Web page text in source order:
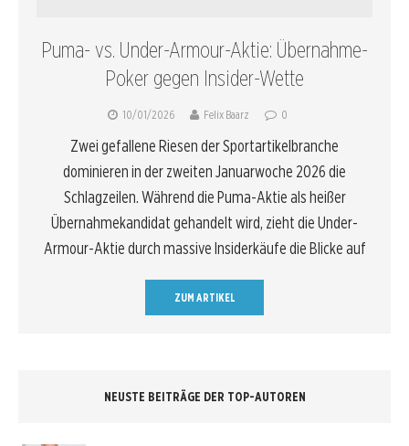
Puma- vs. Under-Armour-Aktie: Übernahme-
Poker gegen Insider-Wette
10/01/2026 Felix Baarz 0
Zwei gefallene Riesen der Sportartikelbranche
dominieren in der zweiten Januarwoche 2026 die
Schlagzeilen. Während die Puma-Aktie als heißer
Übernahmekandidat gehandelt wird, zieht die Under-
Armour-Aktie durch massive Insiderkäufe die Blicke auf
ZUM ARTIKEL
NEUSTE BEITRÄGE DER TOP-AUTOREN